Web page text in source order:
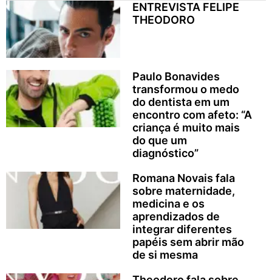
ENTREVISTA FELIPE
THEODORO
Paulo Bonavides
transformou o medo
do dentista em um
encontro com afeto: “A
criança é muito mais
do que um
diagnóstico”
Romana Novais fala
sobre maternidade,
medicina e os
aprendizados de
integrar diferentes
papéis sem abrir mão
de si mesma